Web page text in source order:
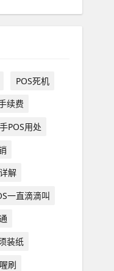
POS死机
续费
POS用处
解
一直滴滴叫
装纸
刷